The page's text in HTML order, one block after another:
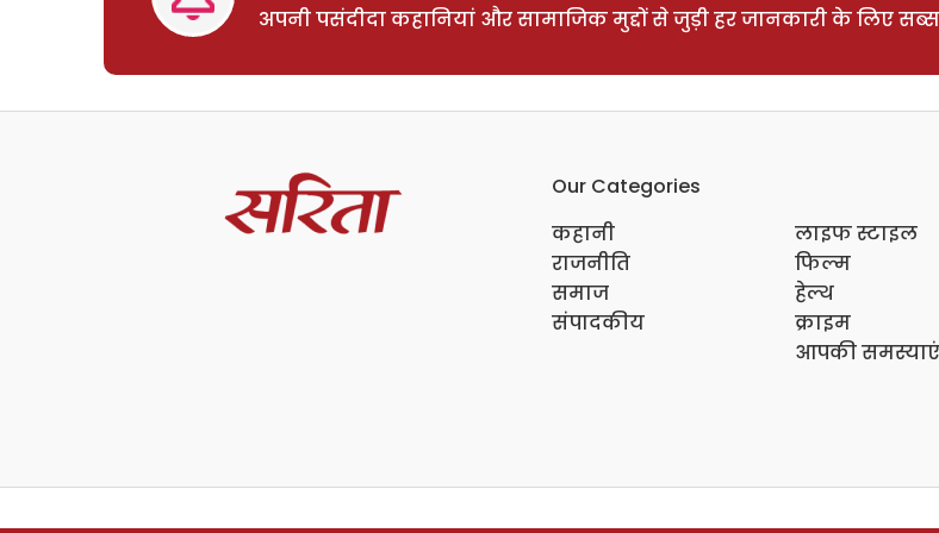
अपनी पसंदीदा कहानियां और सामाजिक मुद्दों से जुड़ी हर जानकारी के लिए
Our Categories
कहानी
राजनीति
समाज
संपादकीय
लाइफ स्टाइल
फिल्म
हेल्थ
क्राइम
आपकी समस्याएं